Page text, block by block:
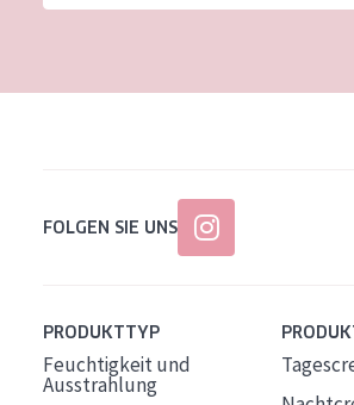
FOLGEN SIE UNS
PRODUKTTYP
Feuchtigkeit und
Ausstrahlung